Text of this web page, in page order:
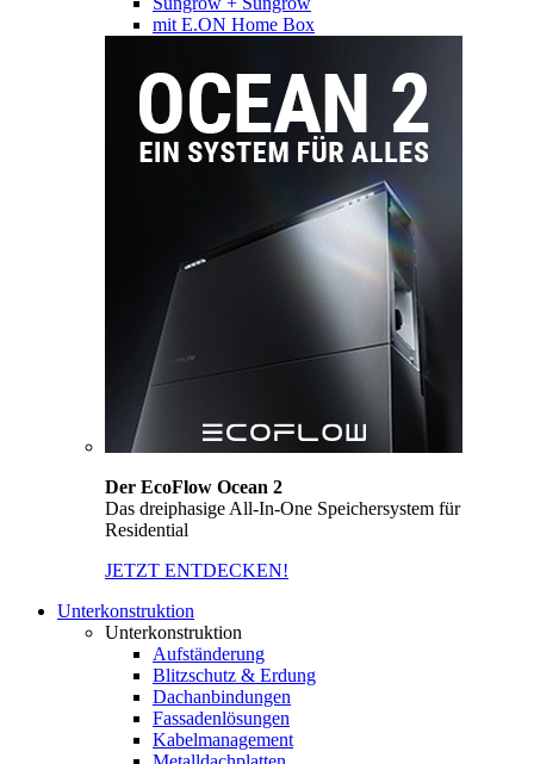
mit E.ON Home Box
Der EcoFlow Ocean 2
Das dreiphasige All-In-One Speichersystem für
Residential
JETZT ENTDECKEN!
Unterkonstruktion
Unterkonstruktion
Aufständerung
Blitzschutz & Erdung
Dachanbindungen
Fassadenlösungen
Kabelmanagement